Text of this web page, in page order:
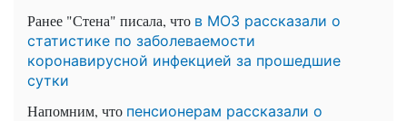
Ранее "Стена" писала, что в МОЗ рассказали о
статистике по заболеваемости
коронавирусной инфекцией за прошедшие
сутки
Напомним, что пенсионерам рассказали о